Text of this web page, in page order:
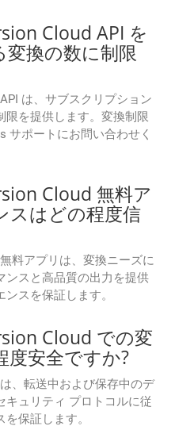
Cloud API を
換の数に制限
は、サブスクリプション
限を提供します。変換制限
サポートにお問い合わせく
Cloud 無料ア
スはどの程度信
料アプリは、変換ニーズに
ンスと高品質の出力を提供
スを保証します。
Cloud での変
安全ですか?
、転送中および保存中のデ
キュリティ プロトコルに従
保証します。